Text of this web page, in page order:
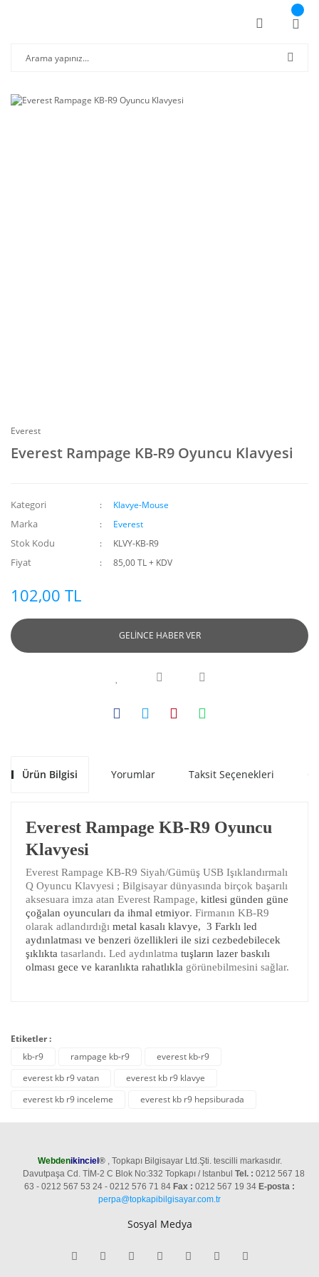
Everest
Everest Rampage KB-R9 Oyuncu Klavyesi
Kategori Klavye-Mouse
Marka Everest
Stok Kodu KLVY-KB-R9
Fiyat 85,00 TL + KDV
102,00 TL
GELİNCE HABER VER
Ürün Bilgisi Yorumlar Taksit Seçenekleri
Everest Rampage KB-R9 Oyuncu
Klavyesi
Everest Rampage KB-R9 Siyah/Gümüş USB Işıklandırmalı
Q Oyuncu Klavyesi ; Bilgisayar dünyasında birçok başarılı
aksesuara imza atan Everest Rampage, kitlesi günden güne
çoğalan oyuncuları da ihmal etmiyor. Firmanın KB-R9
olarak adlandırdığı metal kasalı klavye, 3 Farklı led
aydınlatması ve benzeri özellikleri ile sizi cezbedebilecek
şıklıkta tasarlandı. Led aydınlatma tuşların lazer baskılı
olması gece ve karanlıkta rahatlıkla görünebilmesini sağlar.
Etiketler :
kb-r9
rampage kb-r9
everest kb-r9
everest kb r9 vatan
everest kb r9 klavye
everest kb r9 inceleme
everest kb r9 hepsiburada
Webdenikinciel ®, Topkapı Bilgisayar Ltd.Şti. tescilli markasıdır.
Davutpaşa Cd. TİM-2 C Blok No:332 Topkapı / Istanbul Tel. : 0212 567 18
63 - 0212 567 53 24 - 0212 576 71 84 Fax : 0212 567 19 34 E-posta :
perpa@topkapibilgisayar.com.tr
Sosyal Medya